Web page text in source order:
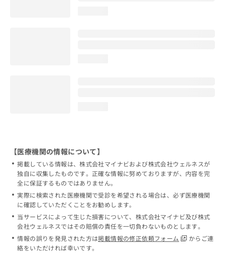
【医療機関の情報について】
掲載している情報は、株式会社マイナビおよび株式会社ウェルネスが
独自に収集したものです。正確な情報に努めておりますが、内容を完
全に保証するものではありません。
実際に検索された医療機関で受診を希望される場合は、必ず医療機関
に確認していただくことをお勧めします。
当サービスによって生じた損害について、株式会社マイナビ及び株式
会社ウェルネスではその賠償の責任を一切負わないものとします。
情報の誤りを発見された方は掲載情報の修正依頼フォーム
からご連
絡をいただければ幸いです。